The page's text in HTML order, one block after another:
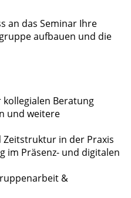
an das Seminar Ihre
aufbauen und die
kollegialen Beratung
und weitere
Zeitstruktur in der Praxis
im Präsenz- und digitalen
&